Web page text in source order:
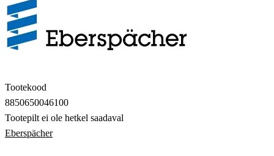
Tootekood
8850650046100
Tootepilt ei ole hetkel saadaval
Eberspächer